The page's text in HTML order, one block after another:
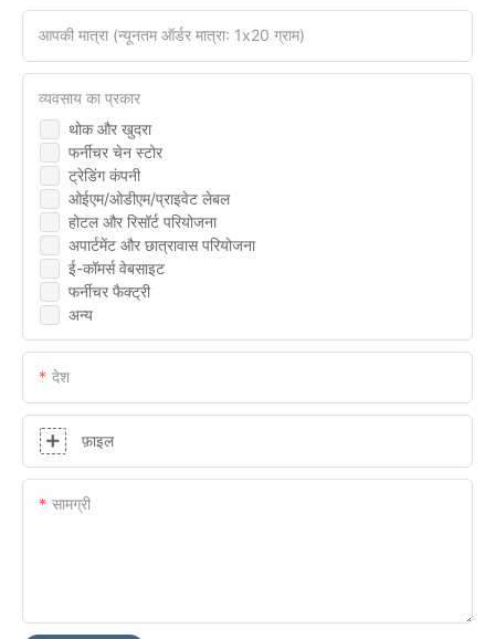
आपकी मात्रा (न्यूनतम ऑर्डर मात्रा: 1x20 ग्राम)
थोक और खुदरा
फर्नीचर चेन स्टोर
ट्रेडिंग कंपनी
ओईएम/ओडीएम/प्राइवेट लेबल
होटल और रिसॉर्ट परियोजना
अपार्टमेंट और छात्रावास परियोजना
ई-कॉमर्स वेबसाइट
फर्नीचर फैक्ट्री
अन्य
व्यवसाय का प्रकार
देश
फ़ाइल
सामग्री